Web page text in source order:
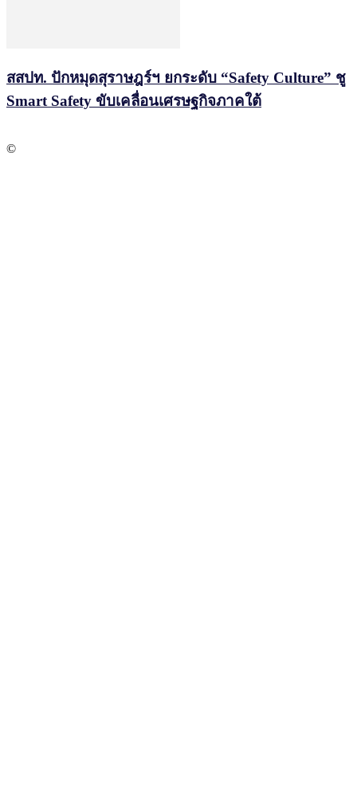
สสปท. ปักหมุดสุราษฎร์ฯ ยกระดับ “Safety Culture” ชู
Smart Safety ขับเคลื่อนเศรษฐกิจภาคใต้
©